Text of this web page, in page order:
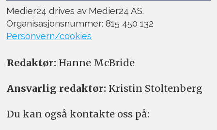
Medier24 drives av Medier24 AS.
Organisasjonsnummer: 815 450 132
Personvern/cookies
Redaktør: Hanne McBride
Ansvarlig redaktør: Kristin Stoltenberg
Du kan også kontakte oss på: